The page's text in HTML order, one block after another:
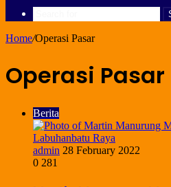
Home/Operasi Pasar
Operasi Pasar
Berita
admin 28 February 2022
0 281